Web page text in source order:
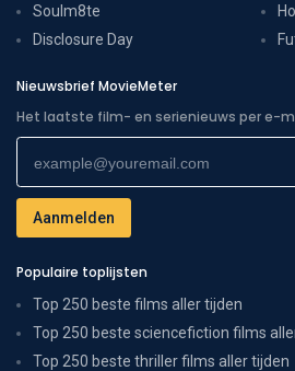
Soulm8te
Disclosure Day
Nieuwsbrief MovieMeter
Het laatste film- en serienieuws per e-
Populaire toplijsten
Top 250 beste films aller tijden
Top 250 beste sciencefiction films
Top 250 beste thriller films aller tijden